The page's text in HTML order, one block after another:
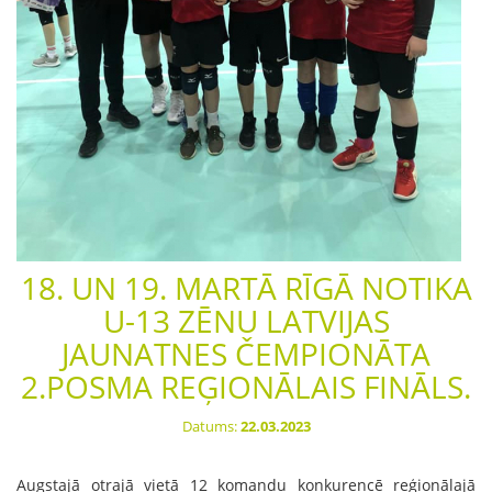
18. UN 19. MARTĀ RĪGĀ NOTIKA
U-13 ZĒNU LATVIJAS
JAUNATNES ČEMPIONĀTA
2.POSMA REĢIONĀLAIS FINĀLS.
Datums:22.03.2023
Augstajā otrajā vietā 12 komandu konkurencē reģionālajā